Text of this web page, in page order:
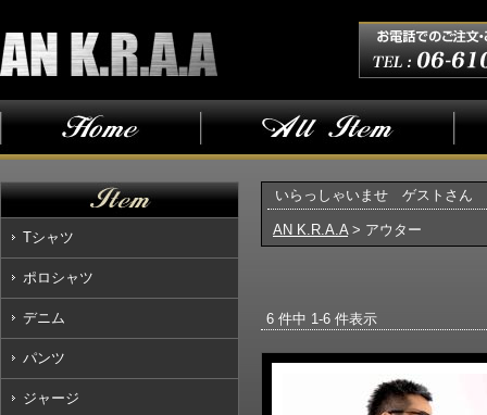
Tシャツ
ポロシャツ
デニム
パンツ
ジャージ
いらっしゃいませ ゲストさん
AN K.R.A.A> アウター
6 件中 1-6 件表示